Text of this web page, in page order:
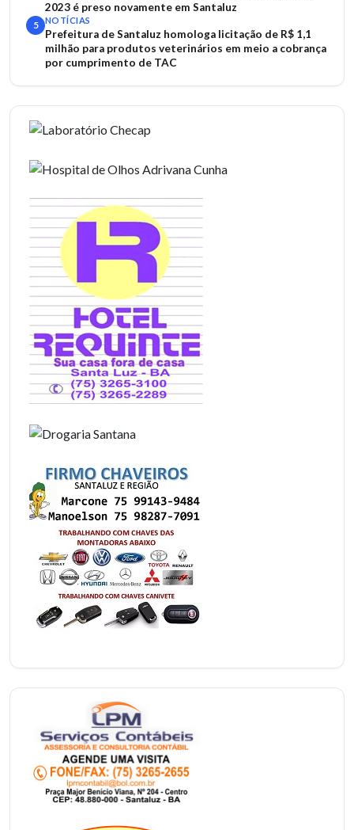
2023 é preso novamente em Santaluz
5 NOTÍCIAS
Prefeitura de Santaluz homologa licitação de R$ 1,1
milhão para produtos veterinários em meio a cobrança
por cumprimento de TAC